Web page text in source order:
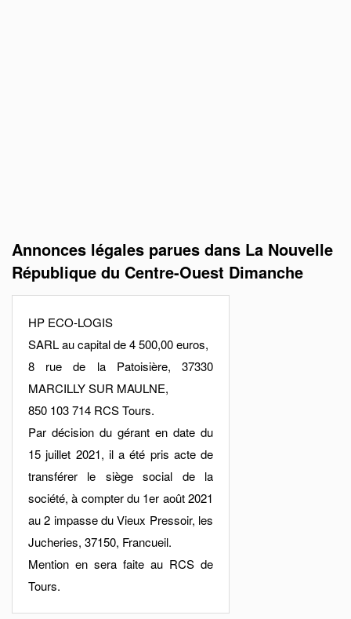
Annonces légales parues dans La Nouvelle
République du Centre-Ouest Dimanche
HP ECO-LOGIS
SARL au capital de 4 500,00 euros,
8 rue de la Patoisière, 37330
MARCILLY SUR MAULNE,
850 103 714 RCS Tours.
Par décision du gérant en date du
15 juillet 2021, il a été pris acte de
transférer le siège social de la
société, à compter du 1er août 2021
au 2 impasse du Vieux Pressoir, les
Jucheries, 37150, Francueil.
Mention en sera faite au RCS de
Tours.